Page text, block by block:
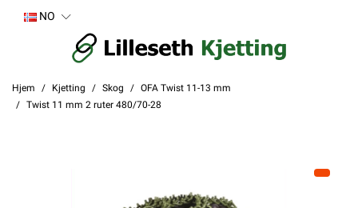
NO
Hjem Kjetting Skog
OFA Twist 11-13 mm
Twist 11 mm 2 ruter 480/70-28